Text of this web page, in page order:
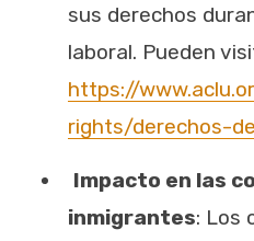
sus derechos
laboral. Pueden
https://
rights/derechos-
Impacto en las
inmigrantes: Los